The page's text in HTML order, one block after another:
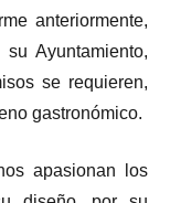
anteriormente,
Ayuntamiento,
se requieren,
gastronómico.
apasionan los